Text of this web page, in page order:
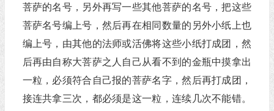
菩萨的名号，另外再写一些其他菩萨的名号，把这些
菩萨名号编上号，然后再在相同数量的另外小纸上也
编上号，由其他的法师或活佛将这些小纸打成团，然
后再由自称大菩萨之人自己从看不到的金瓶中摸拿出
一粒，必须符合自己报的菩萨名字，然后再打成团，
接连共拿三次，都必须是这一粒，连续几次不能错。